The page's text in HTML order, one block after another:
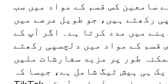
سامعین کس قسم کے مواد میں سب
رکھتے ہیں، جو طویل عرصے میں
میں مدد کرتا ہے۔ اگر آپ کے
قسم کے مواد میں دلچسپی رکھتے
طور پر مزید سفارشات ملیں
ہی ہیش ٹیگ شامل ہے، جیسا کہ